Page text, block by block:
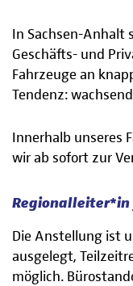
In Sachsen-
Geschäfts- und
Fahrzeuge an
Tendenz:
Innerhalb unseres
wir ab sofort zur
Regionalleiter*in
Die Anstellung ist
ausgelegt,
möglich.